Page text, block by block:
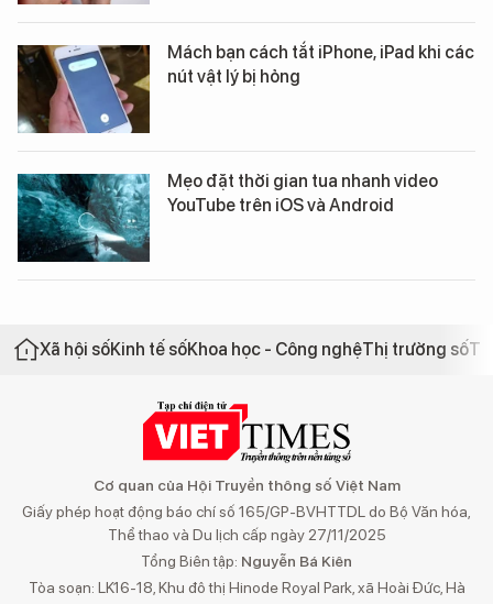
Mách bạn cách tắt iPhone, iPad khi các
nút vật lý bị hỏng
Mẹo đặt thời gian tua nhanh video
YouTube trên iOS và Android
Xã hội sốKinh tế sốKhoa học - Công nghệThị trường số
Cơ quan của Hội Truyền thông số Việt Nam
Giấy phép hoạt động báo chí số 165/GP-BVHTTDL do Bộ Văn hóa,
Thể thao và Du lịch cấp ngày 27/11/2025
Tổng Biên tập: Nguyễn Bá Kiên
Tòa soạn: LK16-18, Khu đô thị Hinode Royal Park, xã Hoài Đức, Hà